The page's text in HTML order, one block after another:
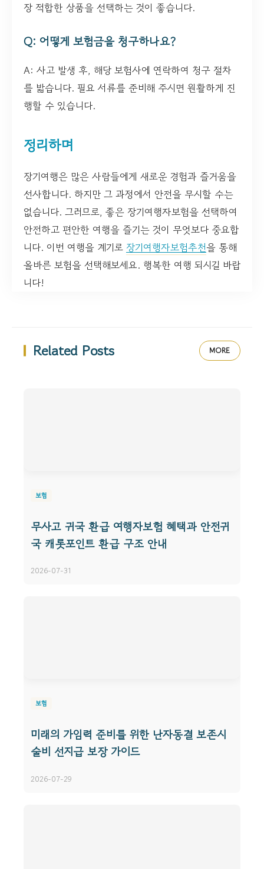
장 적합한 상품을 선택하는 것이 좋습니다.
Q: 어떻게 보험금을 청구하나요?
A: 사고 발생 후, 해당 보험사에 연락하여 청구 절차
를 밟습니다. 필요 서류를 준비해 주시면 원활하게 진
행할 수 있습니다.
정리하며
장기여행은 많은 사람들에게 새로운 경험과 즐거움을
선사합니다. 하지만 그 과정에서 안전을 무시할 수는
없습니다. 그러므로, 좋은 장기여행자보험을 선택하여
안전하고 편안한 여행을 즐기는 것이 무엇보다 중요합
니다. 이번 여행을 계기로 장기여행자보험추천을 통해
올바른 보험을 선택해보세요. 행복한 여행 되시길 바랍
니다!
Related Posts MORE
보험
무사고 귀국 환급 여행자보험 혜택과 안전귀
국 캐롯포인트 환급 구조 안내
2026-07-31
보험
미래의 가임력 준비를 위한 난자동결 보존시
술비 선지급 보장 가이드
2026-07-29